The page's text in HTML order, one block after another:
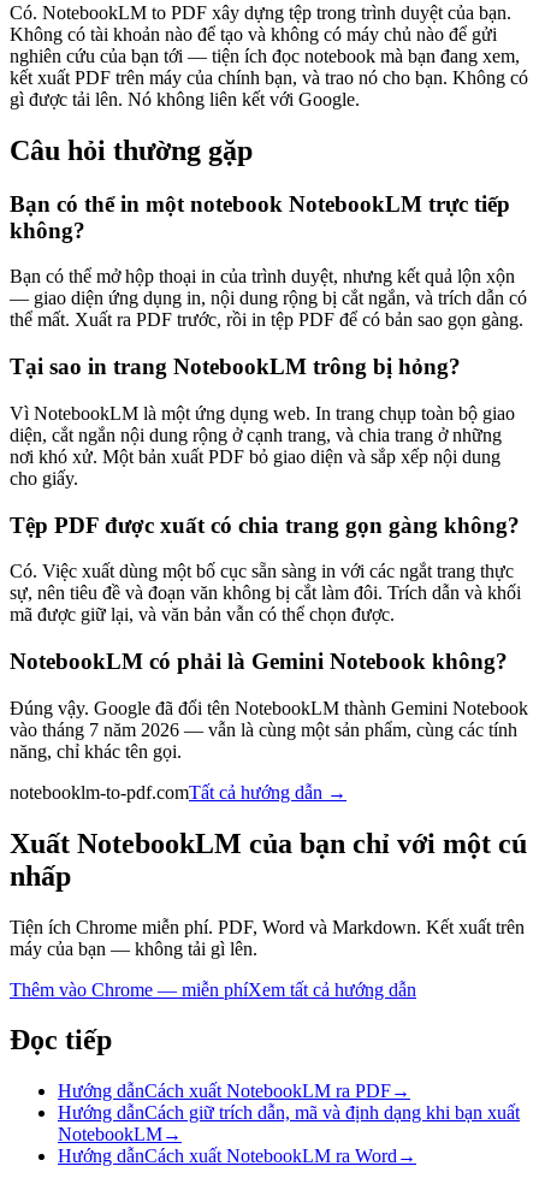
Có. NotebookLM to PDF xây dựng tệp trong trình duyệt của bạn.
Không có tài khoản nào để tạo và không có máy chủ nào để gửi
nghiên cứu của bạn tới — tiện ích đọc notebook mà bạn đang xem,
kết xuất PDF trên máy của chính bạn, và trao nó cho bạn. Không có
gì được tải lên. Nó không liên kết với Google.
Câu hỏi thường gặp
Bạn có thể in một notebook NotebookLM trực tiếp
không?
Bạn có thể mở hộp thoại in của trình duyệt, nhưng kết quả lộn xộn
— giao diện ứng dụng in, nội dung rộng bị cắt ngắn, và trích dẫn có
thể mất. Xuất ra PDF trước, rồi in tệp PDF để có bản sao gọn gàng.
Tại sao in trang NotebookLM trông bị hỏng?
Vì NotebookLM là một ứng dụng web. In trang chụp toàn bộ giao
diện, cắt ngắn nội dung rộng ở cạnh trang, và chia trang ở những
nơi khó xử. Một bản xuất PDF bỏ giao diện và sắp xếp nội dung
cho giấy.
Tệp PDF được xuất có chia trang gọn gàng không?
Có. Việc xuất dùng một bố cục sẵn sàng in với các ngắt trang thực
sự, nên tiêu đề và đoạn văn không bị cắt làm đôi. Trích dẫn và khối
mã được giữ lại, và văn bản vẫn có thể chọn được.
NotebookLM có phải là Gemini Notebook không?
Đúng vậy. Google đã đổi tên NotebookLM thành Gemini Notebook
vào tháng 7 năm 2026 — vẫn là cùng một sản phẩm, cùng các tính
năng, chỉ khác tên gọi.
notebooklm-to-pdf.comTất cả hướng dẫn →
Xuất NotebookLM của bạn chỉ với một cú
nhấp
Tiện ích Chrome miễn phí. PDF, Word và Markdown. Kết xuất trên
máy của bạn — không tải gì lên.
Thêm vào Chrome — miễn phíXem tất cả hướng dẫn
Đọc tiếp
Hướng dẫnCách xuất NotebookLM ra PDF→
Hướng dẫnCách giữ trích dẫn, mã và định dạng khi bạn xuất
NotebookLM→
Hướng dẫnCách xuất NotebookLM ra Word →